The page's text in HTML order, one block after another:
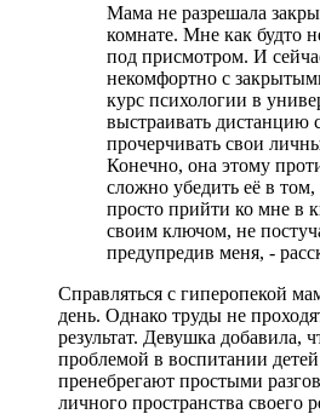
Мама не разрешала
комнате. Мне как будто
под присмотром. И
некомфортно с
курс психологии в
выстраивать дистанцию
прочерчивать свои
Конечно, она этому
сложно убедить её в
просто прийти ко мне в
своим ключом, не
предупредив меня, -
Справляться с гиперопекой
день. Однако труды не
результат. Девушка добавила,
проблемой в воспитании
пренебрегают простыми
личного пространства своего